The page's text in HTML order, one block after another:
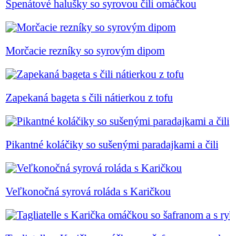
Špenátové halušky so syrovou čili omáčkou
Morčacie rezníky so syrovým dipom
Zapekaná bageta s čili nátierkou z tofu
Pikantné koláčiky so sušenými paradajkami a čili
Veľkonočná syrová roláda s Karičkou